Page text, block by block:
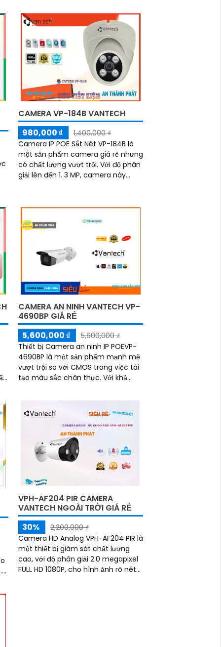
CAMERA VP-184B VANTECH
980,000 ₫
1,400,000 ₫
Camera IP POE Sắt Nét VP-184B là
một sản phẩm camera giá rẻ nhưng
có chất lượng vượt trội. Với độ phân
giải lên đến 1. 3 MP, camera này
CAMERA AN NINH VANTECH VP-
4690BP GIÁ RẺ
5,600,000 ₫
5,600,000 ₫
Thiết bị Camera an ninh IP POEVP-
4690BP là một sản phẩm mạnh mẽ
vượt trội so với CMOS trong việc tái
tạo màu sắc chân thực. Với khả
nghệ Hồng Ngoại 80m...
VPH-AF204 PIR CAMERA
VANTECH NGOÀI TRỜI GIÁ RẺ
30%
2,200,000 ₫
Camera HD Analog VPH-AF204 PIR là
một thiết bị giám sát chất lượng
cao, với độ phân giải 2.0 megapixel
FULL HD 1080P, cho hình ảnh rõ nét